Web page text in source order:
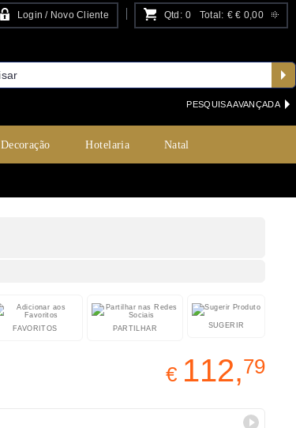
Login / Novo Cliente Qtd: 0 Total: €€ 0,00
PESQUISA AVANÇADA
Decoração Hotelaria Natal
SUGERIR
PARTILHAR
FAVORITOS
€ 112,79